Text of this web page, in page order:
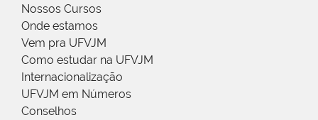
Nossos Cursos
Onde estamos
Vem pra UFVJM
Como estudar na UFVJM
Internacionalização
UFVJM em Números
Conselhos